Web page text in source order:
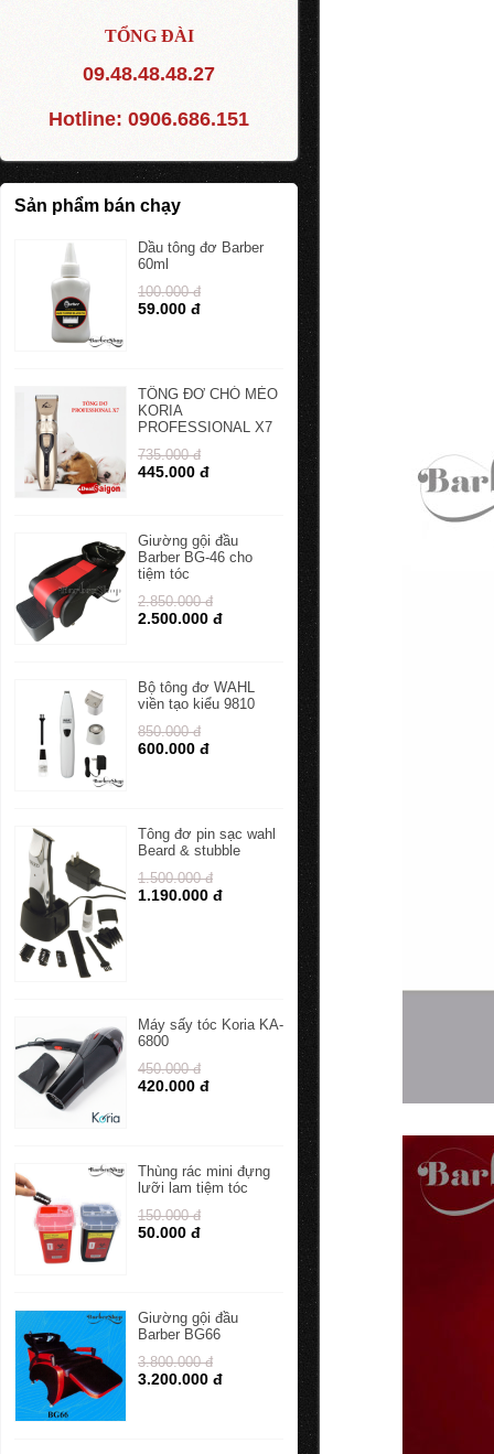
TỔNG ĐÀI
09.48.48.48.27
Hotline: 0906.686.151
Sản phẩm bán chạy
Dầu tông đơ Barber
60ml
100.000 đ
59.000 đ
TÔNG ĐƠ CHÓ MÈO
KORIA
PROFESSIONAL X7
735.000 đ
445.000 đ
Giường gội đầu
Barber BG-46 cho
tiệm tóc
2.850.000 đ
2.500.000 đ
Bộ tông đơ WAHL
viền tạo kiểu 9810
850.000 đ
600.000 đ
Tông đơ pin sạc wahl
Beard & stubble
1.500.000 đ
1.190.000 đ
Máy sấy tóc Koria KA-
6800
450.000 đ
420.000 đ
Thùng rác mini đựng
lưỡi lam tiệm tóc
150.000 đ
50.000 đ
Giường gội đầu
Barber BG66
3.800.000 đ
3.200.000 đ